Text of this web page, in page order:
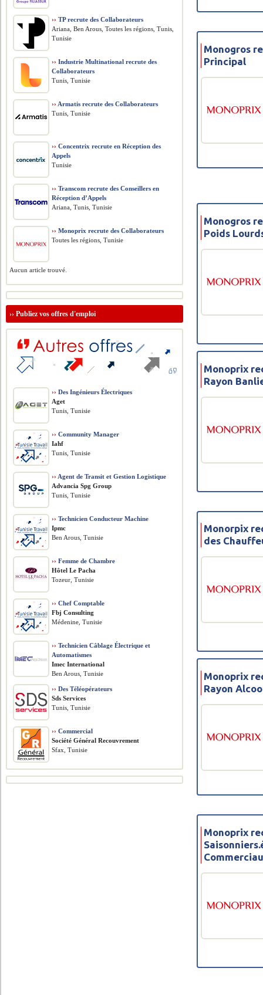
Monogros
Principal
Monogros
Poids
Monoprix
Rayon
Monorpix
des
Monoprix
Rayon
Monoprix
›› TP recrute des Collaborateurs
Ariana, Ben Arous, Toutes les régions, Tunis,
Tunisie
›› Industrie Multinational recrute des
Collaborateurs
Tunis, Tunisie
›› Armatis recrute des Collaborateurs
Tunis, Tunisie
›› Concentrix recrute en Réception des
Appels
Tunisie
›› Transcom recrute des Conseillers en
Réception d’Appels
Ariana, Tunis, Tunisie
›› Monoprix recrute des Collaborateurs
Toutes les régions, Tunisie
Aucun article trouvé.
››Publiez vos offres d'emploi
›› Des Ingénieurs Électriques
Aget
Tunis, Tunisie
›› Community Manager
Iahf
Tunis, Tunisie
›› Agent de Transit et Gestion Logistique
Advancia Spg Group
Tunis, Tunisie
›› Technicien Conducteur Machine
Ipmc
Ben Arous, Tunisie
›› Femme de Chambre
Hôtel Le Pacha
Tozeur, Tunisie
›› Chef Comptable
Fbj Consulting
Médenine, Tunisie
›› Technicien Câblage Électrique et
Automatismes
Imec International
Ben Arous, Tunisie
›› Des Téléopérateurs
Sds Services
Tunis, Tunisie
›› Commercial
Société Général Recouvrement
Sfax, Tunisie